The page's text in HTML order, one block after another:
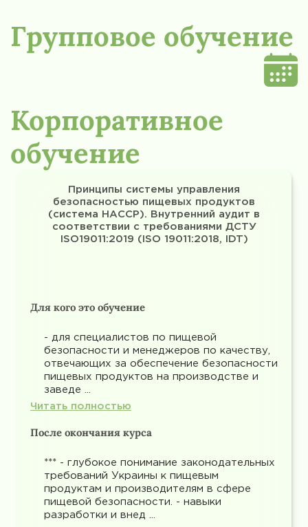
Групповое обучение
Корпоративное
обучение
Принципы системы управления
безопасностью пищевых продуктов
(система НАССР). Внутренний аудит в
соответствии с требованиями ДСТУ
ISO19011:2019 (ISO 19011:2018, IDT)
Для кого это обучение
- для специалистов по пищевой
безопасности и менеджеров по качеству,
отвечающих за обеспечение безопасности
пищевых продуктов на производстве и
заведе ...
Читать полностью
После окончания курса
*** - глубокое понимание законодательных
требований Украины к пищевым
продуктам и производителям в сфере
пищевой безопасности. - навыки
разработки и внед ...